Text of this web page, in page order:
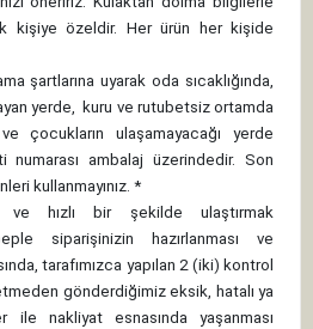
kişiye özeldir. Her ürün her kişide
şartlarına uyarak oda sıcaklığında,
yerde, kuru ve rutubetsiz ortamda
çocukların ulaşamayacağı yerde
numarası ambalaj üzerindedir. Son
kullanmayınız. *
ve hızlı bir şekilde ulaştırmak
siparişinizin hazırlanması ve
tarafımızca yapılan 2 (iki) kontrol
gönderdiğimiz eksik, hatalı ya
nakliyat esnasında yaşanması